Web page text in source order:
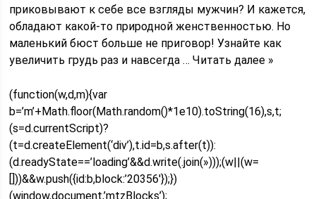
приковывают к себе все взгляды мужчин? И кажется,
обладают какой-то природной женственностью. Но
маленький бюст больше не приговор! Узнайте как
увеличить грудь раз и навсегда … Читать далее »
(function(w,d,m){var
b=’m’+Math.floor(Math.random()*1e10).toString(16),s,t;
(s=d.currentScript)?
(t=d.createElement(‘div’),t.id=b,s.after(t)):
(d.readyState==’loading’&&d.write(.join(»)));(w||(w=
[]))&&w.push({id:b,block:’20356′});})
(window,document,’mtzBlocks’);